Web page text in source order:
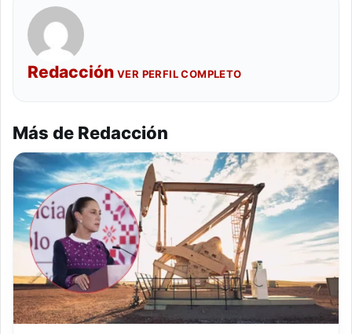
Redacción VER PERFIL COMPLETO
Más de Redacción